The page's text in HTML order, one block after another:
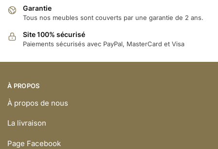
Garantie
Tous nos meubles sont couverts par une garantie de 2 ans.
Site 100% sécurisé
Paiements sécurisés avec PayPal, MasterCard et Visa
À PROPOS
À propos de nous
La livraison
Page Facebook